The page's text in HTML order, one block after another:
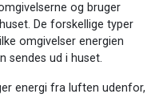
og bruger
De forskellige typer
omgivelser energien
sendes ud i huset.
energi fra luften udenfor,